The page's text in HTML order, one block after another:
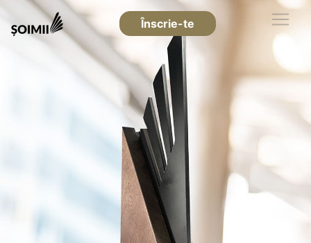
Înscrie-te